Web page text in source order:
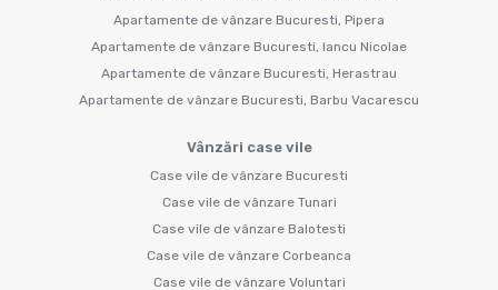
Apartamente de vânzare Bucuresti, Pipera
Apartamente de vânzare Bucuresti, Iancu Nicolae
Apartamente de vânzare Bucuresti, Herastrau
Apartamente de vânzare Bucuresti, Barbu Vacarescu
Vânzări case vile
Case vile de vânzare Bucuresti
Case vile de vânzare Tunari
Case vile de vânzare Balotesti
Case vile de vânzare Corbeanca
Case vile de vânzare Voluntari